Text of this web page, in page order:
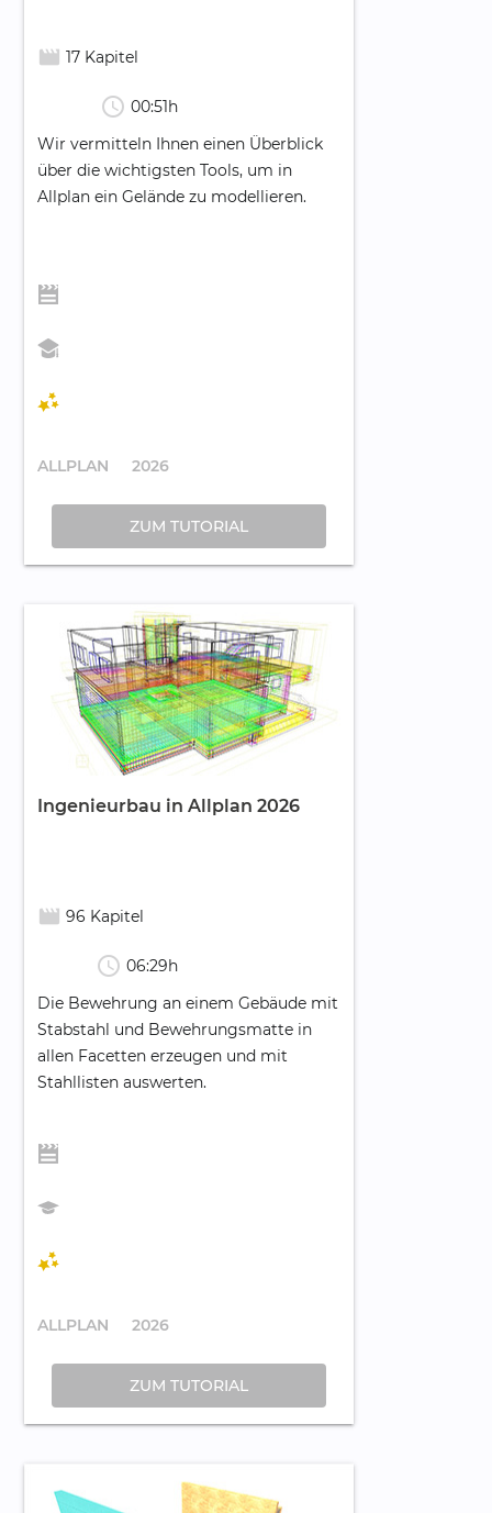
movie_creation 17 Kapitel
schedule 00:51h
Wir vermitteln Ihnen einen Überblick
über die wichtigsten Tools, um in
Allplan ein Gelände zu modellieren.
ALLPLAN 2026
ZUM TUTORIAL
Ingenieurbau in Allplan 2026
movie_creation 96 Kapitel
schedule 06:29h
Die Bewehrung an einem Gebäude mit
Stabstahl und Bewehrungsmatte in
allen Facetten erzeugen und mit
Stahllisten auswerten.
ALLPLAN 2026
ZUM TUTORIAL